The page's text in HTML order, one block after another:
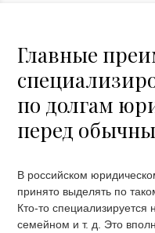
Главные
по долгам
перед
В российском
принято выделять по
Кто-то
семейном и т. д. Это